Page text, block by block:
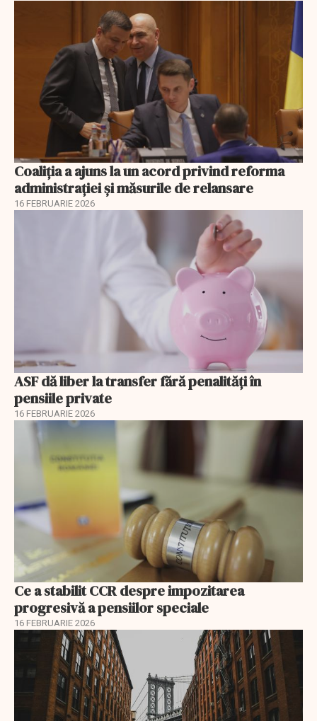
Coaliția a ajuns la un acord privind reforma
administrației și măsurile de relansare
16 FEBRUARIE 2026
ASF dă liber la transfer fără penalități în
pensiile private
16 FEBRUARIE 2026
Ce a stabilit CCR despre impozitarea
progresivă a pensiilor speciale
16 FEBRUARIE 2026